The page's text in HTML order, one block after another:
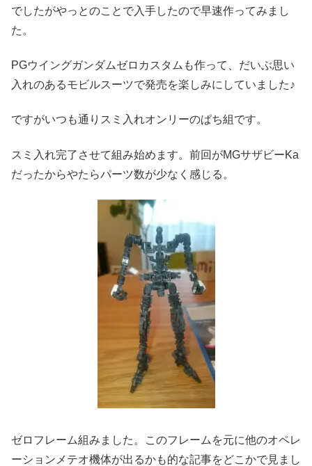
でしたがやっとのことで入手したので早速作ってみまし
た。
PGウイングガンダムゼロカスタムも作って、だいぶ思い
入れのあるモビルスーツで発売を楽しみにしていました♪
ですがいつも通りスミ入れオンリーのぱち組です。
スミ入れ完了させて組み始めます。前回がMGサザビーKa
だったからやたらパーツ数が少なく感じる。
ゼロフレーム組みました。このフレームを元に他のオペレ
ーションメテオ機体が出るかも的な記事をどこかで見まし